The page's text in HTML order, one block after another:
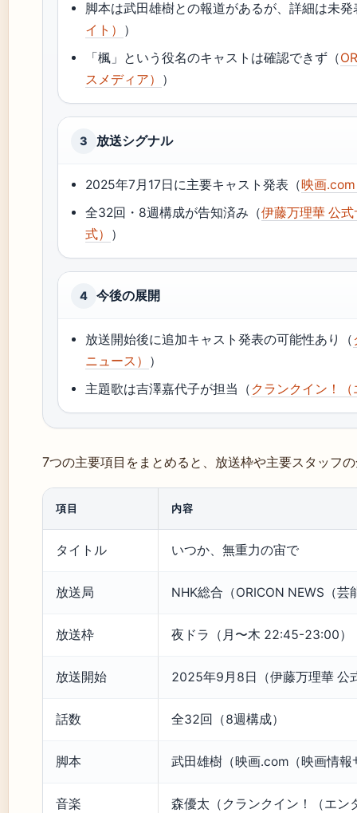
脚本は武田雄樹との報道があるが、詳細は未発
イト） ）
「楓」という役名のキャストは確認できず（
スメディア） ）
3 放送シグナル
2025年7月17日に主要キャスト発表（映画
全32回・8週構成が告知済み（伊藤万理華 公
式） ）
4 今後の展開
放送開始後に追加キャスト発表の可能性あり（
ニュース） ）
主題歌は吉澤嘉代子が担当（ クランクイン！
7つの主要項目をまとめると、放送枠や主要スタッフ
項目 内容
タイトル いつか、無重力の宙で
放送局 NHK総合（ORICON NEWS（
放送枠 夜ドラ（月〜木 22:45-23:00）
放送開始 2025年9月8日（伊藤万理華 公
話数 全32回（8週構成）
脚本 武田雄樹（映画.com（映画情報
音楽 森優太（クランクイン！（エン